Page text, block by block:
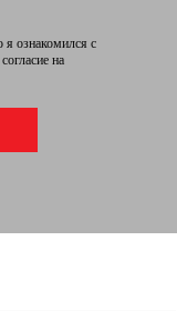
ознакомился с
на